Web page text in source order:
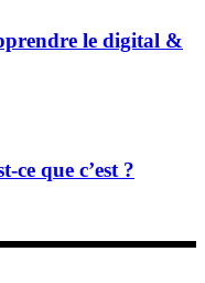
le digital &
que c’est ?